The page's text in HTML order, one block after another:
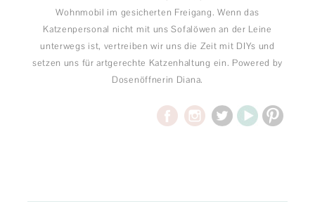
Wohnmobil im gesicherten Freigang. Wenn das
Katzenpersonal nicht mit uns Sofalöwen an der Leine
unterwegs ist, vertreiben wir uns die Zeit mit DIYs und
setzen uns für artgerechte Katzenhaltung ein. Powered by
Dosenöffnerin Diana.